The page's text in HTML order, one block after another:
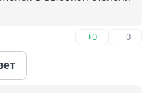
+0 –0